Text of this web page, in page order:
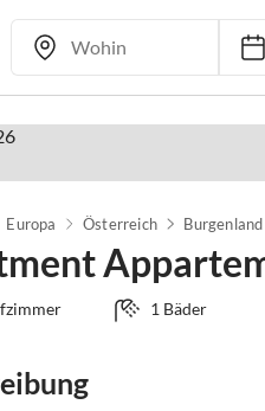
Europa Österreich Burgenland
1 Bäder